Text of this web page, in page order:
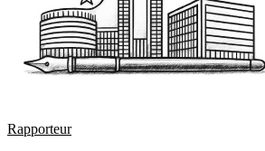
Rapporteur